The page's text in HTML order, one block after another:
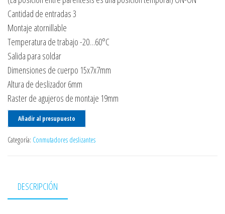
Cantidad de entradas 3
Montaje atornillable
Temperatura de trabajo -20…60°C
Salida para soldar
Dimensiones de cuerpo 15x7x7mm
Altura de deslizador 6mm
Raster de agujeros de montaje 19mm
Añadir al presupuesto
Categoría: Conmutadores deslizantes
DESCRIPCIÓN